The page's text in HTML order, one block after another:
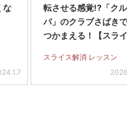
な
転させる感覚!?「ク
パ」のクラブさばき
つかまえる！【スラ
スライス解消 レッスン